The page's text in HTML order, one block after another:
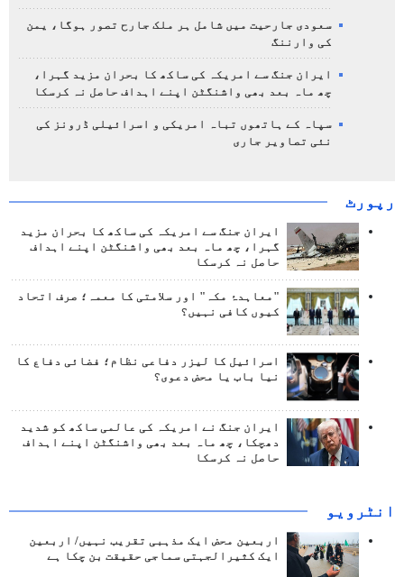
سعودی جارحیت میں شامل ہر ملک جارح تصور ہوگا، یمن
کی وارننگ
ایران جنگ سے امریکہ کی ساکھ کا بحران مزید گہرا،
چھ ماہ بعد بھی واشنگٹن اپنے اہداف حاصل نہ کرسکا
سپاہ کے ہاتھوں تباہ امریکی و اسرائیلی ڈرونز کی
نئی تصاویر جاری
رپورٹ
ایران جنگ سے امریکہ کی ساکھ کا بحران مزید
گہرا، چھ ماہ بعد بھی واشنگٹن اپنے اہداف
حاصل نہ کرسکا
"معاہدۂ مکہ" اور سلامتی کا معمہ؛ صرف اتحاد
کیوں کافی نہیں؟
اسرائیل کا لیزر دفاعی نظام؛ فضائی دفاع کا
نیا باب یا محض دعوی؟
ایران جنگ نے امریکہ کی عالمی ساکھ کو شدید
دھچکا، چھ ماہ بعد بھی واشنگٹن اپنے اہداف
حاصل نہ کرسکا
انٹرويو
اربعین محض ایک مذہبی تقریب نہیں/ اربعین
ایک کثیرالجہتی سماجی حقیقت بن چکا ہے